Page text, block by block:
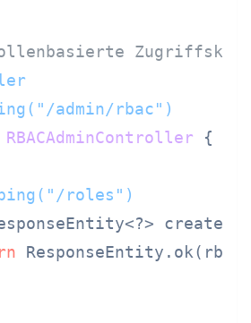
admin/rbac")
RBACAdminController {
roles")